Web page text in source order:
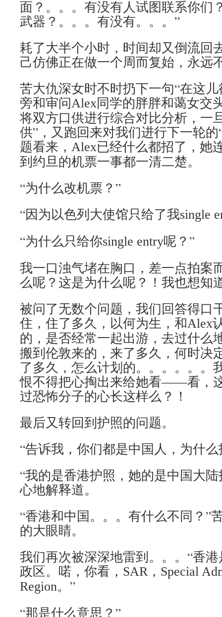
面？。。。有没有人试图联系你们
武器？。。。有没有。。。”
耗了大半个小时，时间却又倒流回
己仿佛正在做一个周而复始，永远
苦大仇深女时不时扔下一句“在这
旁和审问Alex同学的胖胖和蔼女交
将双方口供进行综合对比分析，一
供”，又跑回来对我们进行下一轮
题看来， Alex已经什么都招了，她
到约旦的机票一事都一清二楚。
“为什么改机票？”
“因为以色列大使馆只给了我single
“为什么只给你single entry呢？”
我一口浊气堵在胸口，差一点拍案
么呢？这是为什么呢？！我也想知
被问了无数个问题，我们回答得口
住，住了多久，以何为生，和Alex
的，是否经常一起出游，去过什么
搬到伦敦来的，来了多久，何时决
了多久，怎么计划的。。。。。。
恨不得把心掏出来给她看――看，
过恐怖分子的心长这样么？！
最后又转回到护照的问题。
“告诉我，你们都是中国人，为什
“我的是香港护照，她的是中国大
心地解释道。
“香港和中国。。。有什么不同？”
的大眼睛。
我们再次被深深地雷到。。。“香
政区。喏，你看， SAR， Special
Region。”
“那是什么意思？”